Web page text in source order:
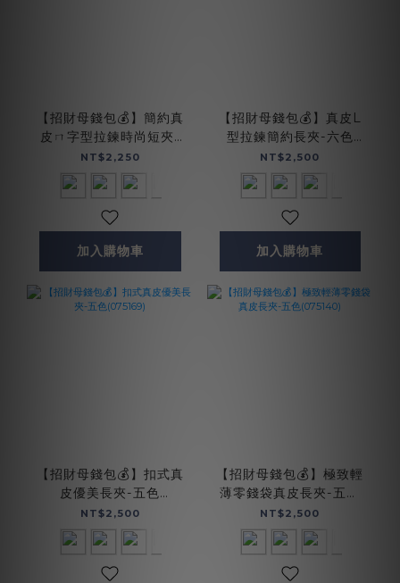
【招財母錢包💰】簡約真
皮ㄇ字型拉鍊時尚短夾-
五色(074350)
NT$2,250
加入購物車
【招財母錢包💰】真皮L
型拉鍊簡約長夾-六色
(072695)
NT$2,500
加入購物車
【招財母錢包💰】扣式真
皮優美長夾-五色
(075169)
NT$2,500
【招財母錢包💰】極致輕
薄零錢袋真皮長夾-五色
(075140)
NT$2,500